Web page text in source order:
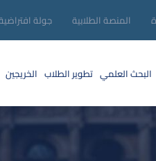
المنصة الطلابية جولة
البحث العلمي تطوير الطلاب الخريجين